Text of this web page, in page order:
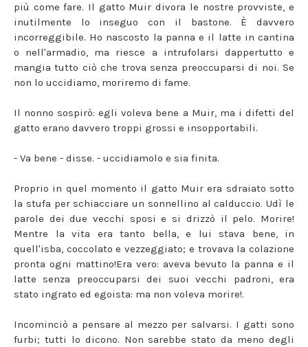
più come fare. Il gatto Muir divora le nostre provviste, e
inutilmente lo inseguo con il bastone. È davvero
incorreggibile. Ho nascosto la panna e il latte in cantina
o nell'armadio, ma riesce a intrufolarsi dappertutto e
mangia tutto ciò che trova senza preoccuparsi di noi. Se
non lo uccidiamo, moriremo di fame.
Il nonno sospirò: egli voleva bene a Muir, ma i difetti del
gatto erano davvero troppi grossi e insopportabili.
- Va bene - disse. - uccidiamolo e sia finita.
Proprio in quel momento il gatto Muir era sdraiato sotto
la stufa per schiacciare un sonnellino al calduccio. Udì le
parole dei due vecchi sposi e si drizzò il pelo. Morire!
Mentre la vita era tanto bella, e lui stava bene, in
quell'isba, coccolato e vezzeggiato; e trovava la colazione
pronta ogni mattino!Era vero: aveva bevuto la panna e il
latte senza preoccuparsi dei suoi vecchi padroni, era
stato ingrato ed egoista: ma non voleva morire!.
Incominciò a pensare al mezzo per salvarsi. I gatti sono
furbi; tutti lo dicono. Non sarebbe stato da meno degli